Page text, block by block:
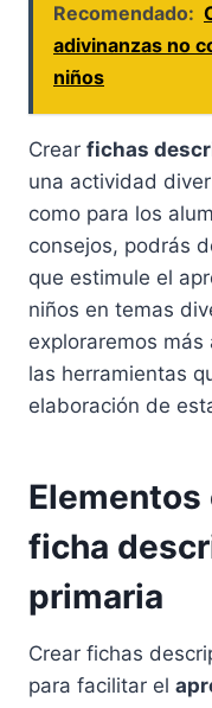
Recomendado:
adivinanzas no
niños
Crear fichas
una actividad
como para los
consejos, podrás
que estimule el
niños en temas
exploraremos
las herramientas
elaboración de
Elementos
ficha
primaria
Crear fichas
para facilitar el